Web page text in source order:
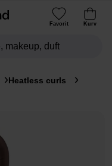
Favorit Kurv
Heatless curls